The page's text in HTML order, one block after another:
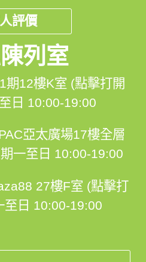
評價
列室
期12樓K室 (點擊打開
日 10:00-19:00
亞太廣場17樓全層
一至日 10:00-19:00
27樓F室 (點擊打
至日 10:00-19:00